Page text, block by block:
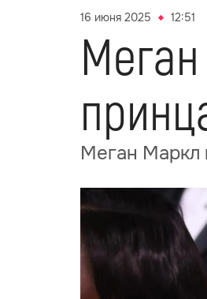
16 июня 2025 12:51
Меган Маркл